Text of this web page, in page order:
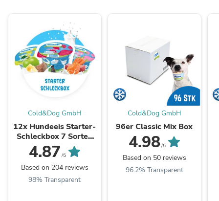
Cold&Dog GmbH
12x Hundeeis Starter-
Schleckbox 7 Sorten
90ml
4.87 /5
Based on 204 reviews
98% Transparent
Cold&Dog GmbH
96er Classic Mix Box
4.98/5
Based on 50 reviews
96.2% Transparent